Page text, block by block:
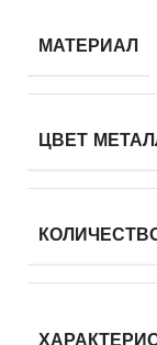
МАТЕРИАЛ
ЦВЕТ